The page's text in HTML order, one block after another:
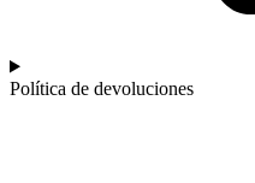
Política de devoluciones